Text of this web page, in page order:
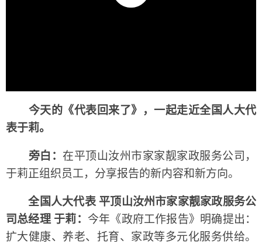
今天的《代表回来了》，一起走近全国人大代
表于莉。
旁白： 在平顶山汝州市家家靓家政服务公司，
于莉正组织员工，分享报告的新内容和新方向。
全国人大代表 平顶山汝州市家家靓家政服务公
司总经理 于莉： 今年《政府工作报告》明确提出：
扩大健康、养老、托育、家政等多元化服务供给。